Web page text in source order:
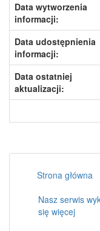
Data wytworzenia
informacji:
Data udostępnienia
informacji:
Data ostatniej
aktualizacji:
Strona główna
Nasz serwis
się więcej